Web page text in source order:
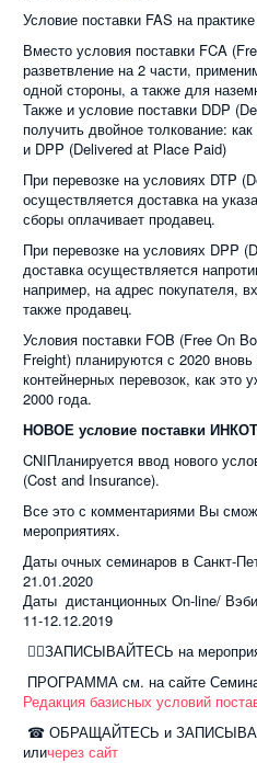
Условие поставки FAS на
Вместо условия поставки FCA
разветвление на 2 части,
одной стороны, а также для
Также и условие поставки DDP
получить двойное толкование:
и DPP (Delivered at Place Paid)
При перевозке на условиях DTP
осуществляется доставка на
сборы оплачивает продавец.
При перевозке на условиях DPP
доставка осуществляется
например, на адрес покупателя,
также продавец.
Условия поставки FOB (Free On
Freight) планируются с 2020
контейнерных перевозок, как
2000 года.
НОВОЕ условие поставки
CNIПланируется ввод нового
(Cost and Insurance).
Все это с комментариями Вы
мероприятиях.
Даты очных семинаров в Санкт-
21.01.2020
Даты дистанционных On-line/
11-12.12.2019
👍🏻ЗАПИСЫВАЙТЕСЬ на
ПРОГРАММА см. на сайте
Редакция базисных условий
☎ ОБРАЩАЙТЕСЬ и
иличерез сайт